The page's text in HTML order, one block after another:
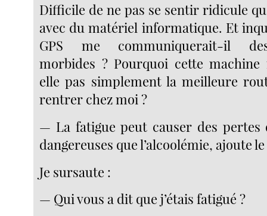
Difficile de ne pas se sentir ridicule
avec du matériel informatique. Et
GPS me communiquerait-il
morbides ? Pourquoi cette
elle pas simplement la meilleure
rentrer chez moi ?
— La fatigue peut causer des pertes
dangereuses que l’alcoolémie, ajoute le
Je sursaute :
— Qui vous a dit que j’étais fatigué ?